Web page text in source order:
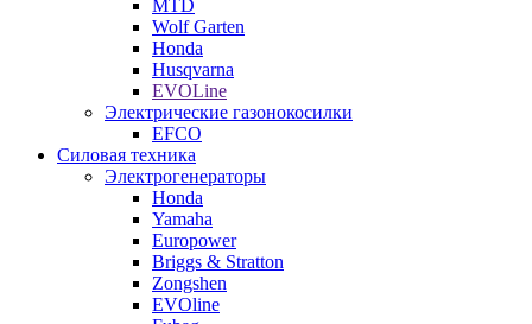
MTD
Wolf Garten
Honda
Husqvarna
EVOLine
Электрические газонокосилки
EFCO
Силовая техника
Электрогенераторы
Honda
Yamaha
Europower
Briggs & Stratton
Zongshen
EVOline